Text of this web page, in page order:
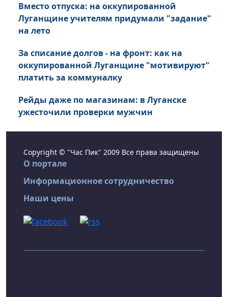
Вместо отпуска: на оккупированной
Луганщине учителям придумали "задание"
на лето
За списание долгов - на фронт: как на
оккупированной Луганщине "мотивируют"
платить за коммуналку
Рейды даже по магазинам: в Луганске
ужесточили проверки мужчин
Copyright © "Час Пик" 2009 Все права защищены
О портале
Информационное сотрудничество
Наши цены